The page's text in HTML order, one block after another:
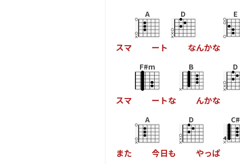
スマ
A
ー ト
D
なんかな
E
スマ
F#m
ー トな
B
んかな
D
また
A
今日も
D
やっぱ
C#